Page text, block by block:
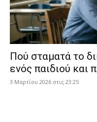
Πού σταματά το
ενός παιδιού και
3 Μαρτίου 2026 στις 23:25